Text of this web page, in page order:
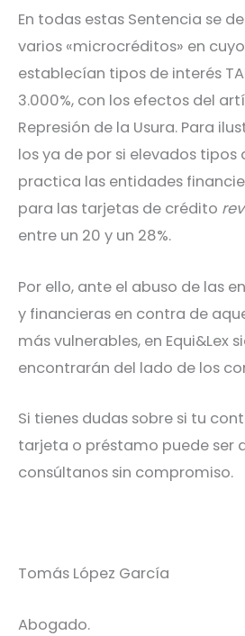
En todas estas Sentencia se
varios «microcréditos» en
establecían tipos de interés
3.000%, con los efectos del
Represión de la Usura. Para
los ya de por si elevados tipos
practica las entidades
para las tarjetas de crédito
entre un 20 y un 28%.
Por ello, ante el abuso de las
y financieras en contra de
más vulnerables, en Equi&Lex
encontrarán del lado de los
Si tienes dudas sobre si tu
tarjeta o préstamo puede ser
consúltanos sin compromiso.
Tomás López García
Abogado.